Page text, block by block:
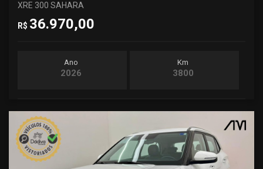
XRE 300 SAHARA
R$ 36.970,00
Ano
2026
Km
3800